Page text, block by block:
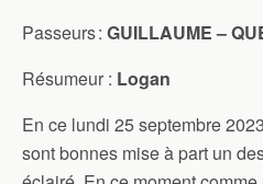
Passeurs : GUILLAUME –
Résumeur : Logan
En ce lundi 25 septembre
sont bonnes mise à part un